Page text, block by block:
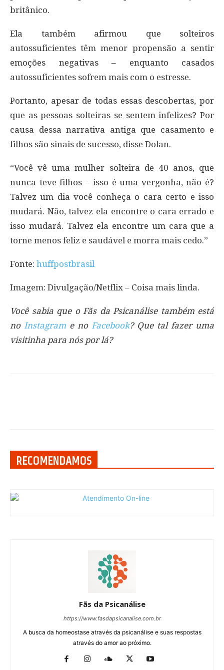
britânico.
Ela também afirmou que solteiros
autossuficientes têm menor propensão a sentir
emoções negativas – enquanto casados
autossuficientes sofrem mais com o estresse.
Portanto, apesar de todas essas descobertas, por
que as pessoas solteiras se sentem infelizes? Por
causa dessa narrativa antiga que casamento e
filhos são sinais de sucesso, disse Dolan.
“Você vê uma mulher solteira de 40 anos, que
nunca teve filhos – isso é uma vergonha, não é?
Talvez um dia você conheça o cara certo e isso
mudará. Não, talvez ela encontre o cara errado e
isso mudará. Talvez ela encontre um cara que a
torne menos feliz e saudável e morra mais cedo.”
Fonte: huffpostbrasil
Imagem: Divulgação/Netflix – Coisa mais linda.
Você sabia que o Fãs da Psicanálise também está
no Instagrame no Facebook? Que tal fazer uma
visitinha para nós por lá?
RECOMENDAMOS
Fãs da Psicanálise
https://www.fasdapsicanalise.com.br
A busca da homeostase através da psicanálise e suas respostas
através do amor ao próximo.